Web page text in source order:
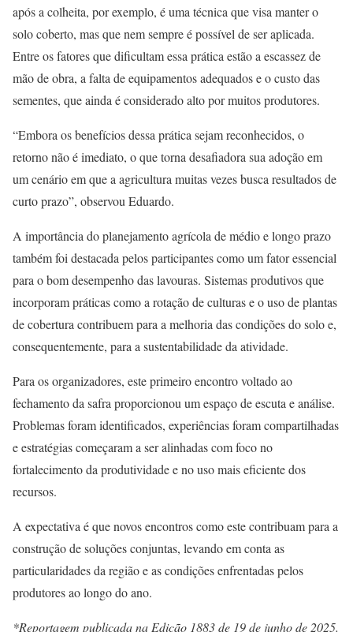
após a colheita, por exemplo, é uma técnica que visa manter o
solo coberto, mas que nem sempre é possível de ser aplicada.
Entre os fatores que dificultam essa prática estão a escassez de
mão de obra, a falta de equipamentos adequados e o custo das
sementes, que ainda é considerado alto por muitos produtores.
“Embora os benefícios dessa prática sejam reconhecidos, o
retorno não é imediato, o que torna desafiadora sua adoção em
um cenário em que a agricultura muitas vezes busca resultados de
curto prazo”, observou Eduardo.
A importância do planejamento agrícola de médio e longo prazo
também foi destacada pelos participantes como um fator essencial
para o bom desempenho das lavouras. Sistemas produtivos que
incorporam práticas como a rotação de culturas e o uso de plantas
de cobertura contribuem para a melhoria das condições do solo e,
consequentemente, para a sustentabilidade da atividade.
Para os organizadores, este primeiro encontro voltado ao
fechamento da safra proporcionou um espaço de escuta e análise.
Problemas foram identificados, experiências foram compartilhadas
e estratégias começaram a ser alinhadas com foco no
fortalecimento da produtividade e no uso mais eficiente dos
recursos.
A expectativa é que novos encontros como este contribuam para a
construção de soluções conjuntas, levando em conta as
particularidades da região e as condições enfrentadas pelos
produtores ao longo do ano.
*Reportagem publicada na Edição 1883 de 19 de junho de 2025.